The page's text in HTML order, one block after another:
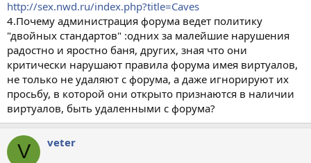
http://sex.nwd.ru/index.php?title=Caves
4.Почему администрация форума ведет политику
"двойных стандартов" :одних за малейшие нарушения
радостно и яростно баня, других, зная что они
критически нарушают правила форума имея виртуалов,
не только не удаляют с форума, а даже игнорируют их
просьбу, в которой они открыто признаются в наличии
виртуалов, быть удаленными с форума?
V veter